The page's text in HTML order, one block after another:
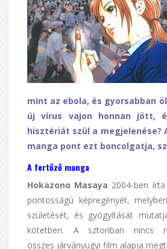
mint az ebola, és gyorsabban
új vírus vajon honnan jött,
hisztériát szül a megjelenése?
manga pont ezt boncolgatja,
A fertőző manga
Hokazono Masaya 2004-ben
pontosságú képregényét,
születését, és gyógyítását
kötetben. A sztoriban nincs
összes járványügyi film alapja